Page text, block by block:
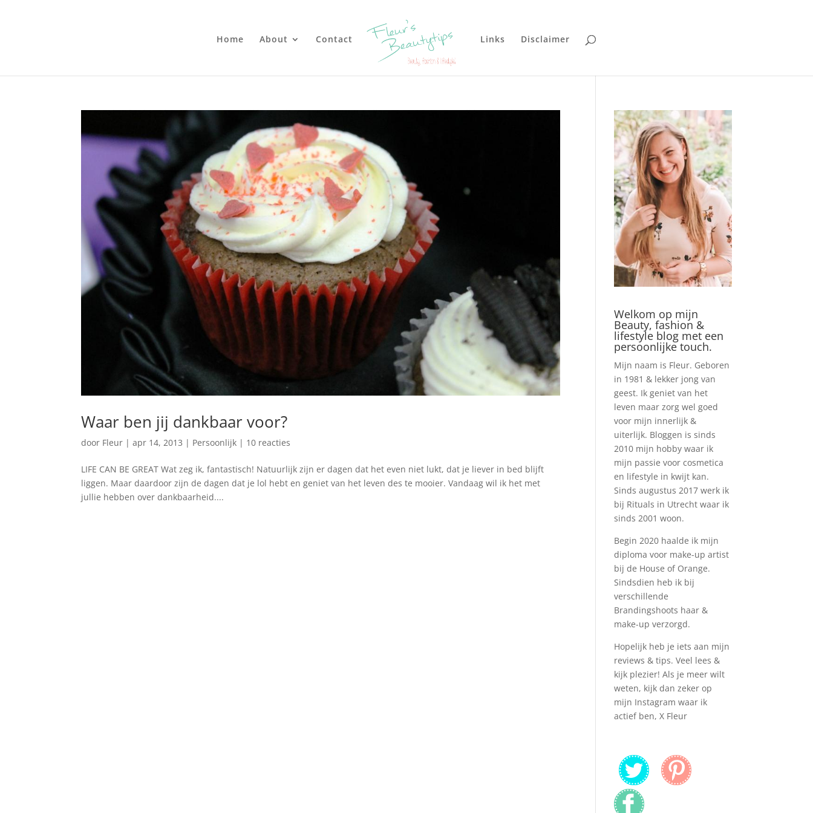
Home About Contact Links Disclaimer
Waar ben jij dankbaar voor?
door Fleur |apr 14, 2013 | Persoonlijk | 10 reacties
LIFE CAN BE GREAT Wat zeg ik, fantastisch! Natuurlijk zijn er dagen dat het even niet lukt, dat je liever in bed blijft
liggen. Maar daardoor zijn de dagen dat je lol hebt en geniet van het leven des te mooier. Vandaag wil ik het met
jullie hebben over dankbaarheid....
Welkom op mijn
Beauty, fashion &
lifestyle blog met een
persoonlijke touch.
Mijn naam is Fleur. Geboren
in 1981 & lekker jong van
geest. Ik geniet van het
leven maar zorg wel goed
voor mijn innerlijk &
uiterlijk. Bloggen is sinds
2010 mijn hobby waar ik
mijn passie voor cosmetica
en lifestyle in kwijt kan.
Sinds augustus 2017 werk ik
bij Rituals in Utrecht waar ik
sinds 2001 woon.
Begin 2020 haalde ik mijn
diploma voor make-up artist
bij de House of Orange.
Sindsdien heb ik bij
verschillende
Brandingshoots haar &
make-up verzorgd.
Hopelijk heb je iets aan mijn
reviews & tips. Veel lees &
kijk plezier! Als je meer wilt
weten, kijk dan zeker op
mijn Instagram waar ik
actief ben, X Fleur